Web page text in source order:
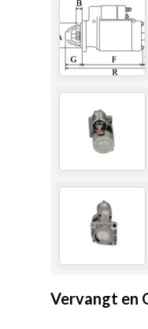
Vervangt en